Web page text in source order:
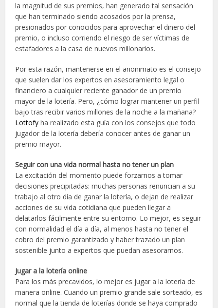
la magnitud de sus premios, han generado tal sensación
que han terminado siendo acosados por la prensa,
presionados por conocidos para aprovechar el dinero del
premio, o incluso corriendo el riesgo de ser víctimas de
estafadores a la casa de nuevos millonarios.
Por esta razón, mantenerse en el anonimato es el consejo
que suelen dar los expertos en asesoramiento legal o
financiero a cualquier reciente ganador de un premio
mayor de la lotería. Pero, ¿cómo lograr mantener un perfil
bajo tras recibir varios millones de la noche a la mañana?
Lottofy ha realizado esta guía con los consejos que todo
jugador de la lotería debería conocer antes de ganar un
premio mayor.
Seguir con una vida normal hasta no tener un plan
La excitación del momento puede forzarnos a tomar
decisiones precipitadas: muchas personas renuncian a su
trabajo al otro día de ganar la lotería, o dejan de realizar
acciones de su vida cotidiana que pueden llegar a
delatarlos fácilmente entre su entorno. Lo mejor, es seguir
con normalidad el día a día, al menos hasta no tener el
cobro del premio garantizado y haber trazado un plan
sostenible junto a expertos que puedan asesorarnos.
Jugar a la lotería online
Para los más precavidos, lo mejor es jugar a la lotería de
manera online. Cuando un premio grande sale sorteado, es
normal que la tienda de loterías donde se haya comprado